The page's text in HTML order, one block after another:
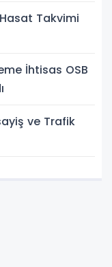
Takvimi
İhtisas OSB
ve Trafik